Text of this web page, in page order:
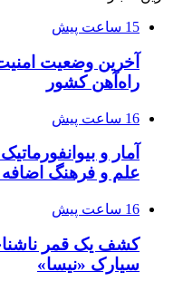
15 ساعت پیش
آخرین وضعیت
راه‌آهن کشور
16 ساعت پیش
آمار و
علم و فرهنگ
16 ساعت پیش
کشف یک قمر
سیارک «نیسا»